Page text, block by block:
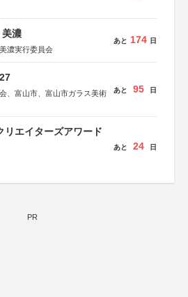
濃
濃実行委員会
あと 174 日
、富山市、富山市ガラス美術
あと 95 日
リエイターズアワード
あと 24 日
PR